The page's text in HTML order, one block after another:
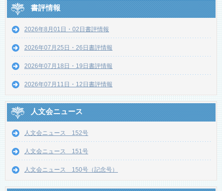
書評情報
2026年8月01日・02日書評情報
2026年07月25日・26日書評情報
2026年07月18日・19日書評情報
2026年07月11日・12日書評情報
人文会ニュース
人文会ニュース 152号
人文会ニュース 151号
人文会ニュース 150号（記念号）